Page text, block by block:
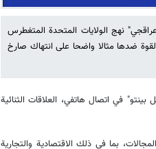
عراقجي" نهج الولايات المتحدة المتغطرس
ضدها مثالا واضحا على انتهاك صارخ
بينتو" في اتصال هاتفي، العلاقات الثنائية
بما في ذلك الاقتصادية والتجارية